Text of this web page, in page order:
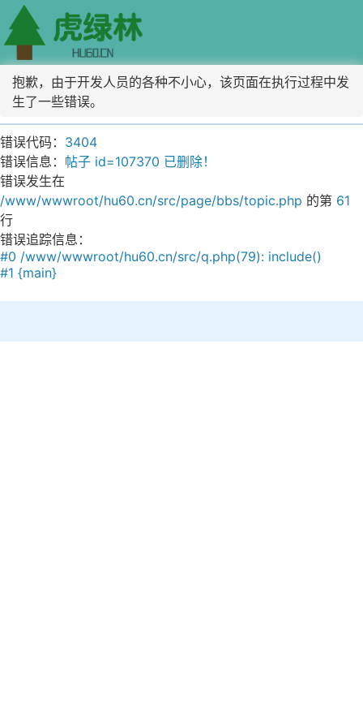
抱歉，由于开发人员的各种不小心，该页面在执行过程中发
生了一些错误。
错误代码： 3404
错误信息： 帖子 id=107370 已删除！
错误发生在
/www/wwwroot/hu60.cn/src/page/bbs/topic.php 的第 61
行
错误追踪信息：
#0 /www/wwwroot/hu60.cn/src/q.php(79): include()
#1 {main}